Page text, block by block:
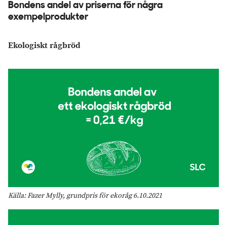
Bondens andel av priserna för några
exempelprodukter
Ekologiskt rågbröd
Källa: Fazer Mylly, grundpris för ekoråg 6.10.2021